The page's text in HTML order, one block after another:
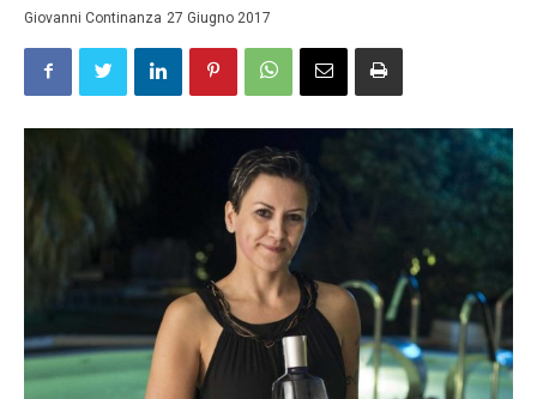
Giovanni Continanza 27 Giugno 2017